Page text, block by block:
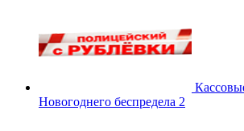
Новогоднего беспредела 2